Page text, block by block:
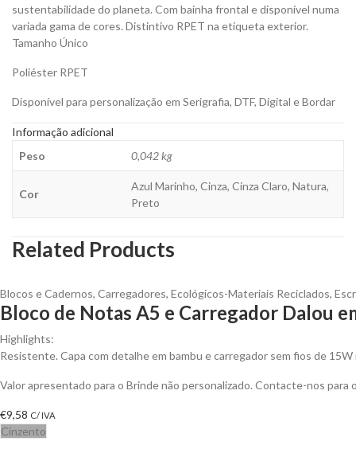
sustentabilidade do planeta. Com bainha frontal e disponível numa
variada gama de cores. Distintivo RPET na etiqueta exterior.
Tamanho Único
Poliéster RPET
Disponível para personalização em Serigrafia, DTF, Digital e Bordar
Informação adicional
Peso
0,042 kg
Cor
Azul Marinho, Cinza, Cinza Claro, Natura,
Preto
Related Products
Blocos e Cadernos, Carregadores, Ecológicos-Materiais Reciclados,
Bloco de Notas A5 e Carregador Dalou
Highlights:
Resistente. Capa com detalhe em bambu e carregador sem fios de
Valor apresentado para o Brinde não personalizado. Contacte-nos
€9,58 C/ IVA
Cinzento